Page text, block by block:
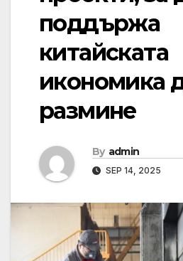
поддържа
китайската
икономика
размине
By admin
SEP 14, 2025